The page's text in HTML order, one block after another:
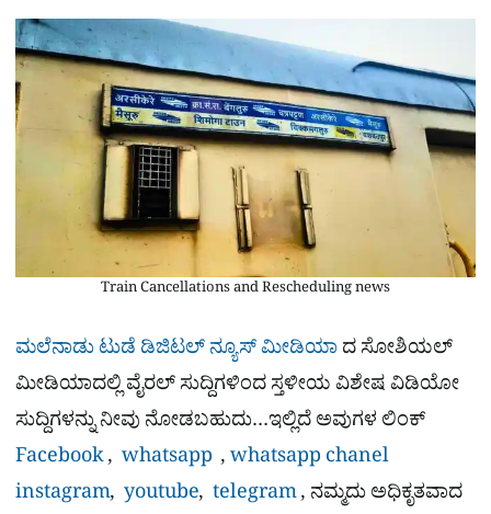
Train Cancellations and Rescheduling news
ಮಲೆನಾಡು ಟುಡೆ ಡಿಜಿಟಲ್ ನ್ಯೂಸ್ ಮೀಡಿಯಾ ದ ಸೋಶಿಯಲ್​
ಮೀಡಿಯಾದಲ್ಲಿ ವೈರಲ್​ ಸುದ್ದಿಗಳಿಂದ ಸ್ತಳೀಯ ವಿಶೇಷ ವಿಡಿಯೋ
ಸುದ್ದಿಗಳನ್ನು ನೀವು ನೋಡಬಹುದು…ಇಲ್ಲಿದೆ ಅವುಗಳ ಲಿಂಕ್
Facebook, whatsapp ,whatsapp chanel
instagram, youtube, telegram, ನಮ್ಮದು ಅಧಿಕೃತವಾದ